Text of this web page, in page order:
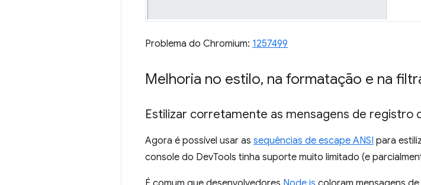
Problema do Chromium: 1257499
Melhoria no estilo, na formatação e na
Estilizar corretamente as mensagens de registro
Agora é possível usar as sequências de escape ANSI para
console do DevTools tinha suporte muito limitado (e